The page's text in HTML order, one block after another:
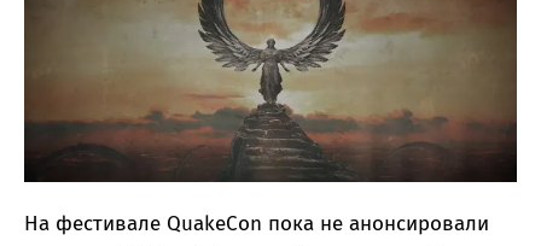
На фестивале QuakeCon пока не анонсировали